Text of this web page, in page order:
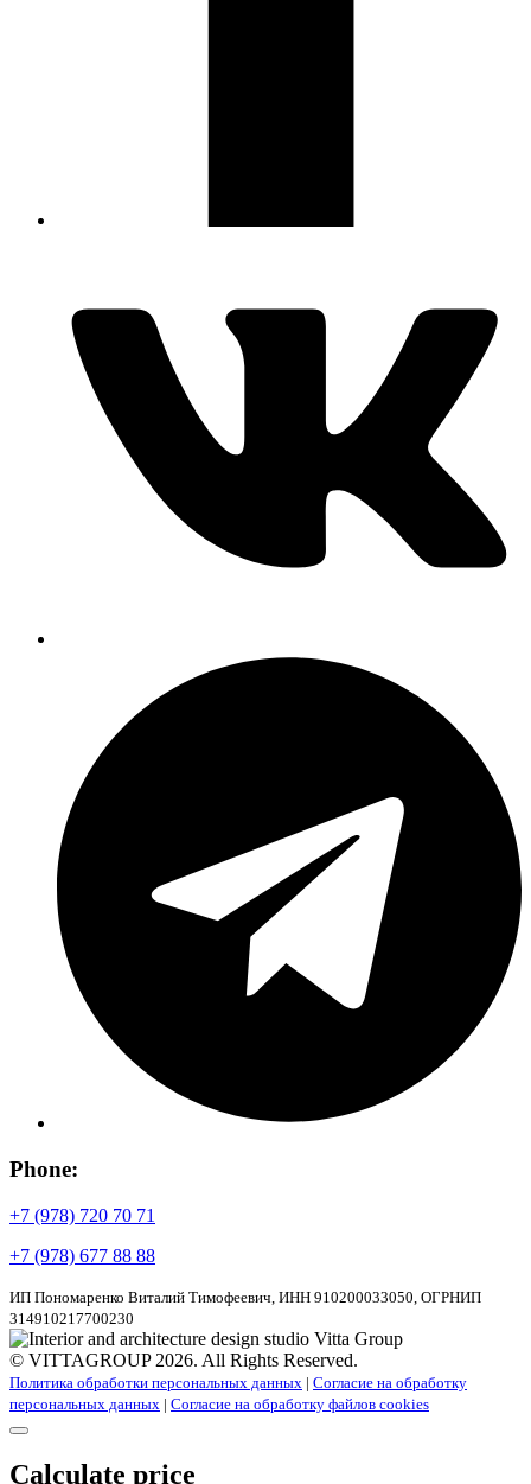
Phone:
+7 (978) 720 70 71
+7 (978) 677 88 88
ИП Пономаренко Виталий Тимофеевич, ИНН 910200033050, ОГРНИП
314910217700230
© VITTAGROUP 2026. All Rights Reserved.
Политика обработки персональных данных | Согласие на обработку
персональных данных | Согласие на обработку файлов cookies
Calculate price